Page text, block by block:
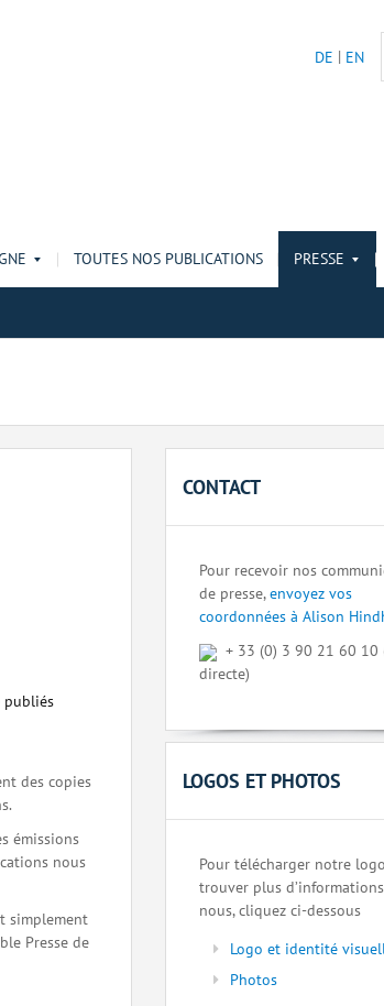
DE EN
TOUTES NOS PUBLICATIONS PRESSE
publiés
des copies
émissions
nous
simplement
Presse de
CONTACT
Pour recevoir nos
de presse,envoyez vos
coordonnées à Alison
+ 33 (0) 3 90 21 60 10
directe)
LOGOS ET PHOTOS
Pour télécharger notre
trouver plus
nous, cliquez ci-dessous
Logo et identité
Photos